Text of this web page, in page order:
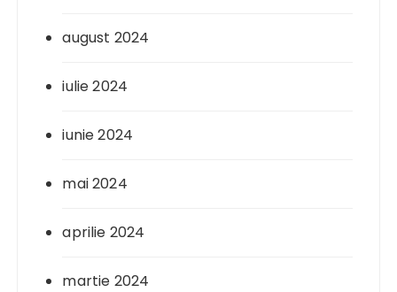
august 2024
iulie 2024
iunie 2024
mai 2024
aprilie 2024
martie 2024